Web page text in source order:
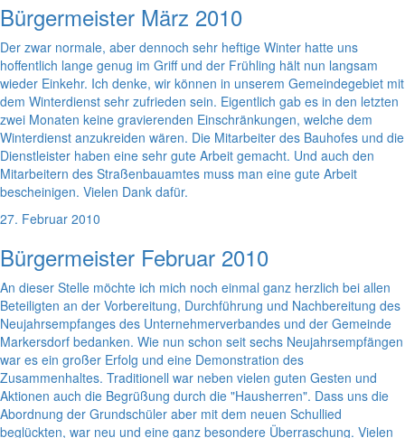
Bürgermeister März 2010
Der zwar normale, aber dennoch sehr heftige Winter hatte uns
hoffentlich lange genug im Griff und der Frühling hält nun langsam
wieder Einkehr. Ich denke, wir können in unserem Gemeindegebiet mit
dem Winterdienst sehr zufrieden sein. Eigentlich gab es in den letzten
zwei Monaten keine gravierenden Einschränkungen, welche dem
Winterdienst anzukreiden wären. Die Mitarbeiter des Bauhofes und die
Dienstleister haben eine sehr gute Arbeit gemacht. Und auch den
Mitarbeitern des Straßenbauamtes muss man eine gute Arbeit
bescheinigen. Vielen Dank dafür.
27. Februar 2010
Bürgermeister Februar 2010
An dieser Stelle möchte ich mich noch einmal ganz herzlich bei allen
Beteiligten an der Vorbereitung, Durchführung und Nachbereitung des
Neujahrsempfanges des Unternehmerverbandes und der Gemeinde
Markersdorf bedanken. Wie nun schon seit sechs Neujahrsempfängen
war es ein großer Erfolg und eine Demonstration des
Zusammenhaltes. Traditionell war neben vielen guten Gesten und
Aktionen auch die Begrüßung durch die "Hausherren". Dass uns die
Abordnung der Grundschüler aber mit dem neuen Schullied
beglückten, war neu und eine ganz besondere Überraschung. Vielen